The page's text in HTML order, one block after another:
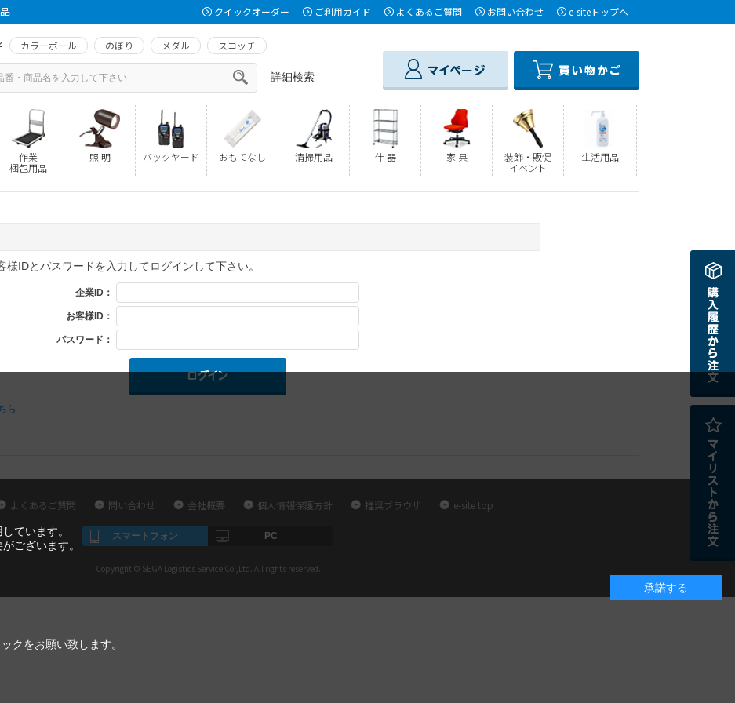
クイックオーダー ご利用ガイド よくあるご質問 お問い合わせ e-siteトップへ
カラーボール のぼり メダル スコッチ
詳細検索
作業
梱包用品
照 明 バックヤード おもてなし 清掃用品 什 器 家 具
装飾・販促
イベント
生活用品
IDとパスワードを入力してログインして下さい。
企業ID：
お客様ID：
パスワード：
ら
よくあるご質問 問い合わせ 会社概要 個人情報保護方針 推奨ブラウザ e-site top
スマートフォン PC
Copyright © SEGA Logistics Service Co.,Ltd. All rights reserved.
ています。
ございます。
クをお願い致します。
承諾する